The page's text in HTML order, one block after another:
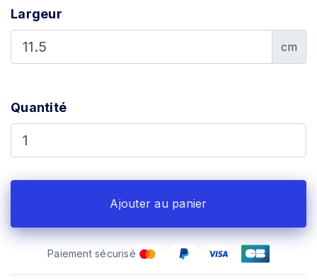
Largeur
cm
Quantité
Ajouter au panier
Paiement sécurisé